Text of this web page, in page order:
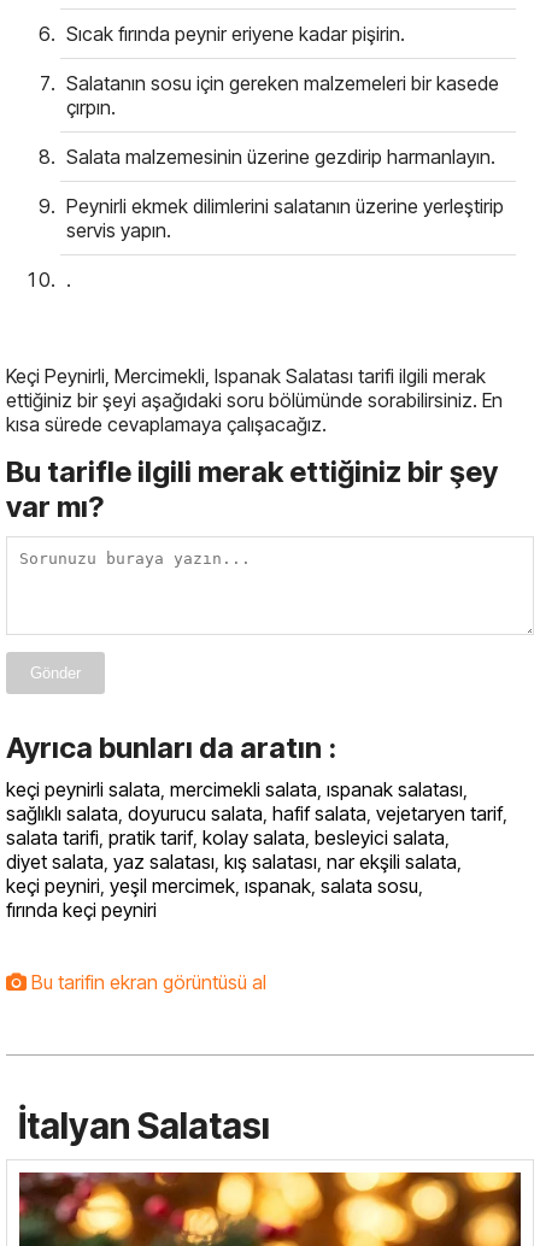
Sıcak fırında peynir eriyene kadar pişirin.
Salatanın sosu için gereken malzemeleri bir kasede
çırpın.
Salata malzemesinin üzerine gezdirip harmanlayın.
Peynirli ekmek dilimlerini salatanın üzerine yerleştirip
servis yapın.
.
Keçi Peynirli, Mercimekli, Ispanak Salatası tarifi ilgili merak
ettiğiniz bir şeyi aşağıdaki soru bölümünde sorabilirsiniz. En
kısa sürede cevaplamaya çalışacağız.
Bu tarifle ilgili merak ettiğiniz bir şey
var mı?
Gönder
Ayrıca bunları da aratın :
keçi peynirli salata, mercimekli salata, ıspanak salatası,
sağlıklı salata, doyurucu salata, hafif salata, vejetaryen tarif,
salata tarifi, pratik tarif, kolay salata, besleyici salata,
diyet salata, yaz salatası, kış salatası, nar ekşili salata,
keçi peyniri, yeşil mercimek, ıspanak, salata sosu,
fırında keçi peyniri
Bu tarifin ekran görüntüsü al
İtalyan Salatası